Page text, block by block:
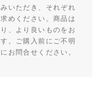
いただき、それぞれ
めください。商品は
、より良いものをお
。ご購入前にご不明
お問合せください。